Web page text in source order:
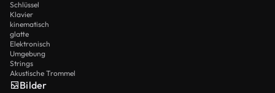
Schlüssel
Klavier
kinematisch
glatte
Elektronisch
Umgebung
Strings
Akustische Trommel
Bilder